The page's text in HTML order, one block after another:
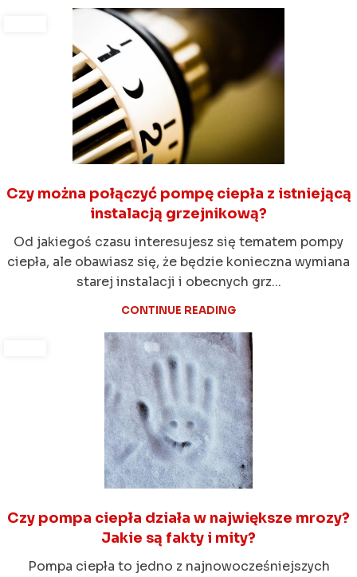
Czy można połączyć pompę ciepła z istniejącą
instalacją grzejnikową?
Od jakiegoś czasu interesujesz się tematem pompy
ciepła, ale obawiasz się, że będzie konieczna wymiana
starej instalacji i obecnych grz...
CONTINUE READING
Czy pompa ciepła działa w największe mrozy?
Jakie są fakty i mity?
Pompa ciepła to jedno z najnowocześniejszych